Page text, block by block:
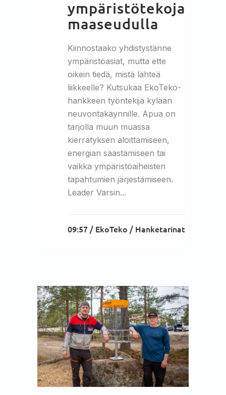
ympäristötekoja
maaseudulla
Kiinnostaako yhdistystänne
ympäristöasiat, mutta ette
oikein tiedä, mistä lähteä
liikkeelle? Kutsukaa EkoTeko-
hankkeen työntekijä kylään
neuvontakäynnille. Apua on
tarjolla muun muassa
kierrätyksen aloittamiseen,
energian säästämiseen tai
vaikka ympäristöaiheisten
tapahtumien järjestämiseen.
Leader Varsin...
09:57 / EkoTeko / Hanketarinat